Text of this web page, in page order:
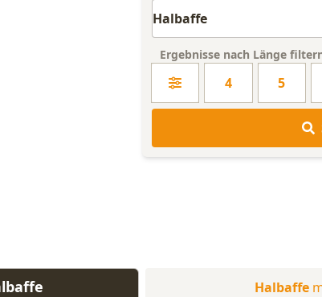
Ergebnisse nach Länge
4 5
Halbaffe